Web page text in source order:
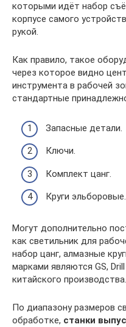
которыми идёт набор
корпусе самого
рукой.
Как правило, такое
через которое видно
инструмента в рабочей
стандартные
Запасные детали.
Ключи.
Комплект цанг.
Круги эльборовые.
Могут дополнительно
как светильник для
набор цанг, алмазные
марками являются GS,
китайского производства.
По диапазону размеров
обработке, станки